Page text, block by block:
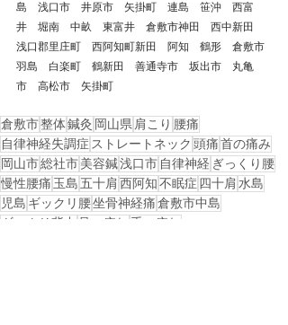
島　浅口市　井原市　矢掛町　連島　笹沖　西富
井　堀南　中畝　東富井　倉敷市神田　西中新田
浅口郡里庄町　西阿知町新田　阿知　鶴形　倉敷市
羽島　白楽町　鶴新田　善通寺市　坂出市　丸亀
市　高松市　矢掛町
倉敷市整体鍼灸 岡山県 肩こり 腰痛
自律神経失調症 ストレートネック 頭痛首の痛み
岡山市総社市美容鍼浅口市 自律神経 ぎっくり腰
慢性腰痛 玉島 五十肩西阿知不眠症 四十肩 水島
児島 ギックリ腰坐骨神経痛倉敷市中島
ギックリ背中
足の痺れ 手の痺れ